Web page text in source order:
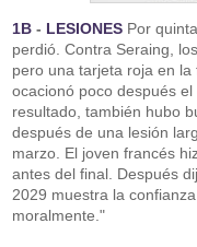
1B - LESIONES Por
perdió. Contra Seraing,
pero una tarjeta roja en
ocacionó poco después
resultado, también hubo
después de una lesión
marzo. El joven francés
antes del final. Después
2029 muestra la
moralmente."